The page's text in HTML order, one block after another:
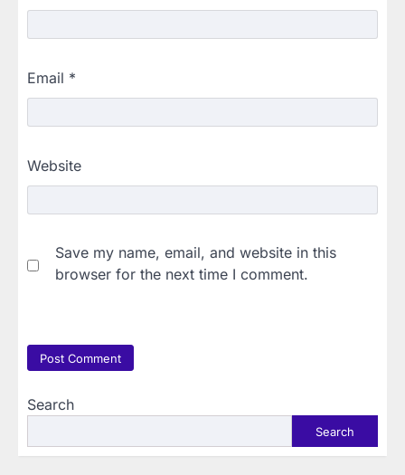
Email *
Website
Save my name, email, and website in this
browser for the next time I comment.
Search
Search